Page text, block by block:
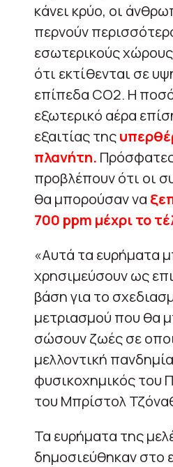
κάνει κρύο, οι
περνούν
εσωτερικούς
ότι εκτίθενται σε
επίπεδα CO2. Η
εξωτερικό αέρα
εξαιτίας της
πλανήτη.
προβλέπουν ότι οι
θα μπορούσαν να
700 ppm μέχρι το
«Αυτά τα ευρήματα
χρησιμεύσουν ως
βάση για το
μετριασμού που θα
σώσουν ζωές σε
μελλοντική
φυσικοχημικός του
του Μπρίστολ
Τα ευρήματα της
δημοσιεύθηκαν στο